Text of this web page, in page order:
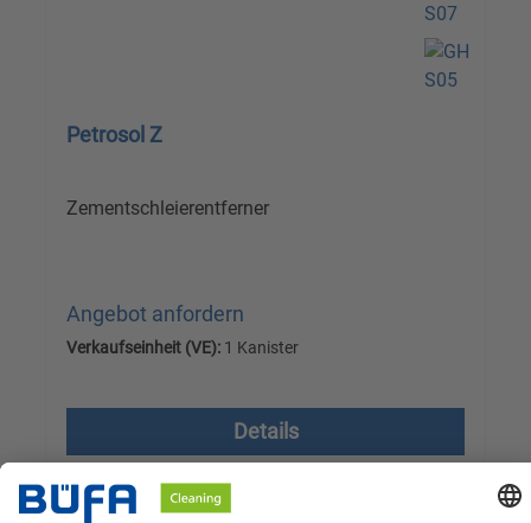
Petrosol Z
Zementschleierentferner
Angebot anfordern
Verkaufseinheit (VE): 1 Kanister
Details